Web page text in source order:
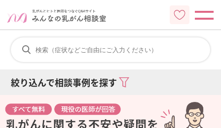
絞り込んで相談事例を探す